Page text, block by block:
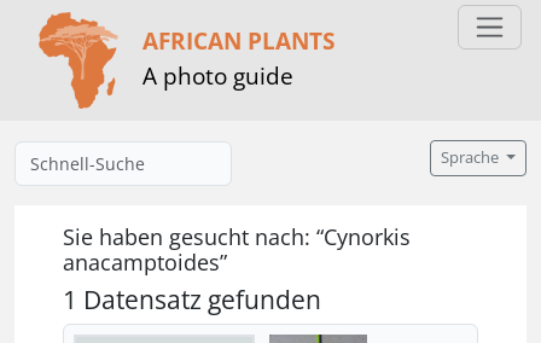
AFRICAN PLANTS
A photo guide
Sprache
Sie haben gesucht nach: “Cynorkis
anacamptoides”
1 Datensatz gefunden